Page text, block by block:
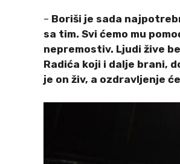
– Boriši je sada
sa tim. Svi ćemo mu
nepremostiv. Ljudi žive
Radića koji i dalje brani,
je on živ, a ozdravljenje